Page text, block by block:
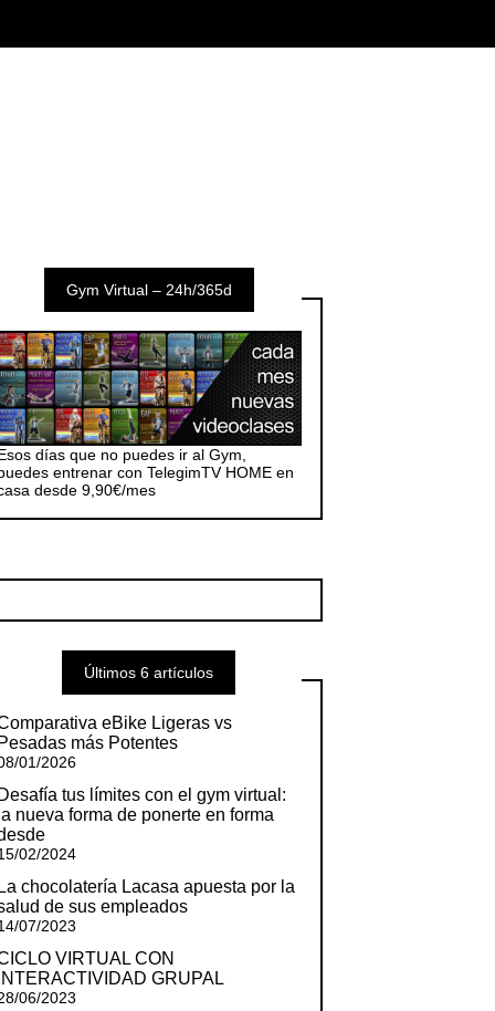
Gym Virtual – 24h/365d
días que no puedes ir al Gym,
entrenar con TelegimTV HOME en
desde 9,90€/mes
Últimos 6 artículos
eBike Ligeras vs
Pesadas más Potentes
01/2026
Desafía tus límites con el gym virtual:
la nueva forma de ponerte en forma
02/2024
La chocolatería Lacasa apuesta por la
de sus empleados
07/2023
VIRTUAL CON
INTERACTIVIDAD GRUPAL
06/2023